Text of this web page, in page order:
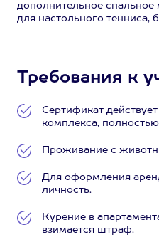
дополнительное
для настольного тенниса,
Требования к
Сертификат
комплекса,
Проживание с
Для оформления
личность.
Курение в
взимается штраф.